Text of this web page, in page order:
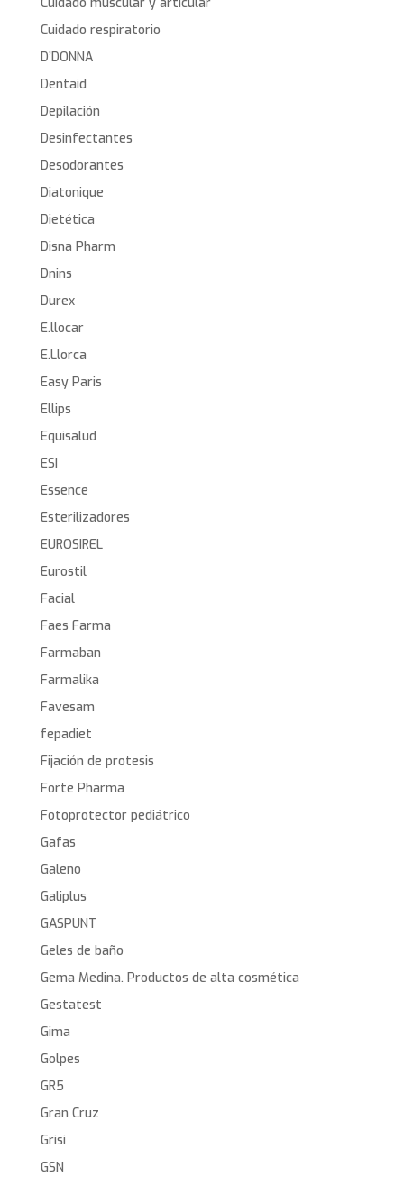
Cuidado respiratorio
D’DONNA
Dentaid
Depilación
Desinfectantes
Desodorantes
Diatonique
Dietética
Disna Pharm
Dnins
Durex
E.llocar
E.Llorca
Easy Paris
Ellips
Equisalud
ESI
Essence
Esterilizadores
EUROSIREL
Eurostil
Facial
Faes Farma
Farmaban
Farmalika
Favesam
fepadiet
Fijación de protesis
Forte Pharma
Fotoprotector pediátrico
Gafas
Galeno
Galiplus
GASPUNT
Geles de baño
Gema Medina. Productos de alta cosmética
Gestatest
Gima
Golpes
GR5
Gran Cruz
Grisi
GSN